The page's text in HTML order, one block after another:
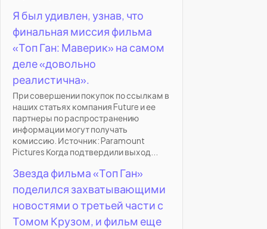
Я был удивлен, узнав, что
финальная миссия фильма
«Топ Ган: Маверик» на самом
деле «довольно
реалистична».
При совершении покупок по ссылкам в
наших статьях компания Future и ее
партнеры по распространению
информации могут получать
комиссию. Источник: Paramount
Pictures Когда подтвердили выход...
Звезда фильма «Топ Ган»
поделился захватывающими
новостями о третьей части с
Томом Крузом, и фильм еще